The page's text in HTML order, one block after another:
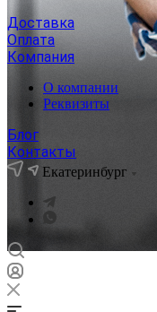
Доставка
Оплата
Компания
О компании
Реквизиты
Блог
Контакты
Екатеринбург